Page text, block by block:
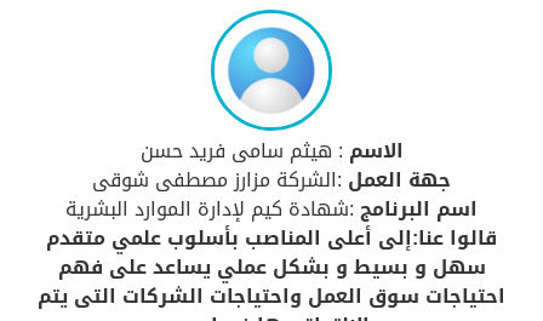
الاسم : هيثم سامى فريد حسن
جهة العمل :الشركة مزارز مصطفى شوقى
اسم البرنامج:شهادة كيم لإدارة الموارد البشرية
قالوا عنا:إلى أعلى المناصب بأسلوب علمي متقدم
سهل و بسيط و بشكل عملي يساعد على فهم
احتياجات سوق العمل واحتياجات الشركات التى يتم